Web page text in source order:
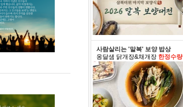
사람살리는 '말복' 보양 밥상
옹달샘 닭개장&채개장 한정수량